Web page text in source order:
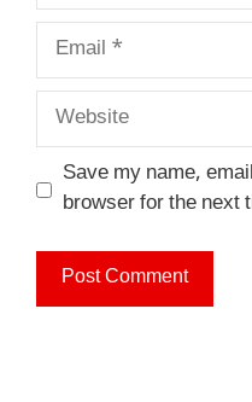
Email
Website
Save my name,
browser for the next